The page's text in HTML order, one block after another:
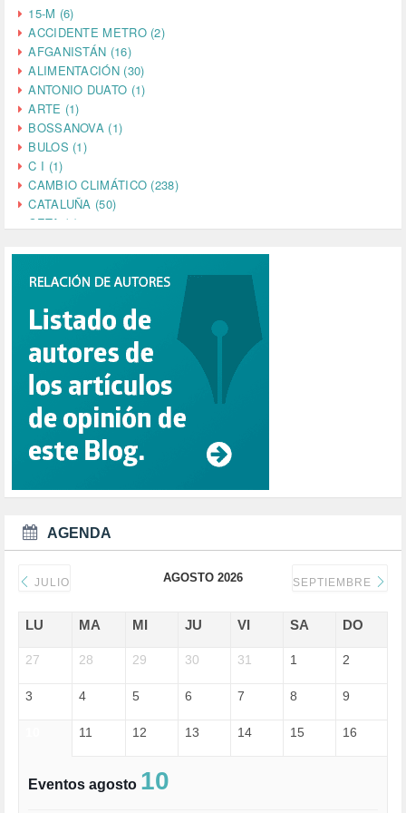
15-M (6)
ACCIDENTE METRO (2)
AFGANISTÁN (16)
ALIMENTACIÓN (30)
ANTONIO DUATO (1)
ARTE (1)
BOSSANOVA (1)
BULOS (1)
C I (1)
CAMBIO CLIMÁTICO (238)
CATALUÑA (50)
CETA (2)
CINE (35)
COMPROMISO (2)
CONFERENCIA (1)
CONSUMO (1)
CORONAVIRUS (155)
CORRUPCIÓN (215)
CULTURA (704)
DANA (78)
DD.HH. (1)
DEMOCRACIA (1)
DEMOCRAIA (1)
DEPORTES (2)
DERECHOS SOCIALES (740)
DONALD TRUMP (82)
EDGAR MORIN (1)
EMIGRACIÓN (4)
ESPECULACIÓN (2)
FASCISMO (57)
FEMINISMO (504)
FILOSOFÍA (6)
AGENDA
JULIO AGOSTO 2026 SEPTIEMBRE
LU MA MI JU VI SA DO
27 28 29 30 31 1 2
3 4 5 6 7 8 9
11 12 13 14 15 16
Eventos agosto 10